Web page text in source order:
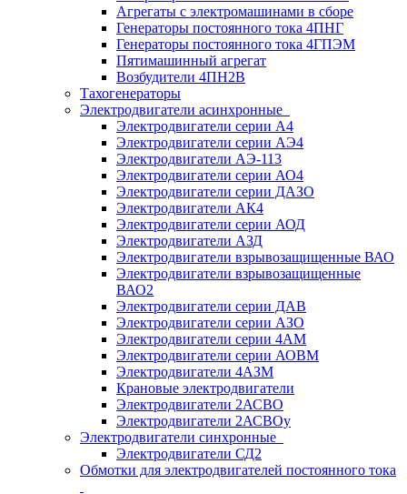
Агрегаты с электромашинами в сборе
Генераторы постоянного тока 4ПНГ
Генераторы постоянного тока 4ГПЭМ
Пятимашинный агрегат
Возбудители 4ПН2В
Тахогенераторы
Электродвигатели асинхронные
Электродвигатели серии А4
Электродвигатели серии АЭ4
Электродвигатели АЭ-113
Электродвигатели серии АО4
Электродвигатели серии ДАЗО
Электродвигатели АК4
Электродвигатели серии АОД
Электродвигатели АЗД
Электродвигатели взрывозащищенные ВАО
Электродвигатели взрывозащищенные
ВАО2
Электродвигатели серии ДАВ
Электродвигатели серии АЗО
Электродвигатели серии 4АМ
Электродвигатели серии АОВМ
Электродвигатели 4АЗМ
Крановые электродвигатели
Электродвигатели 2АСВО
Электродвигатели 2АСВОу
Электродвигатели синхронные
Электродвигатели СД2
Обмотки для электродвигателей постоянного тока